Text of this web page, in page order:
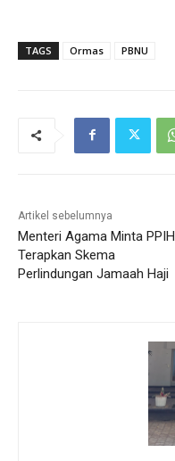
TAGS Ormas PBNU
Artikel sebelumnya
Menteri Agama Minta PPIH
Terapkan Skema
Perlindungan Jamaah Haji